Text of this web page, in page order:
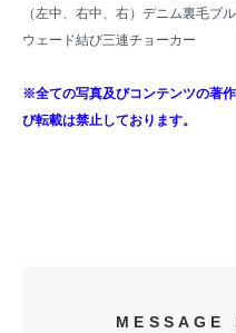
（左中、右中、右） デニム裏毛ブ
ウェード結び三連チョーカー
※全ての写真及びコンテンツの著
び転載は禁止しております。
MESSAGE